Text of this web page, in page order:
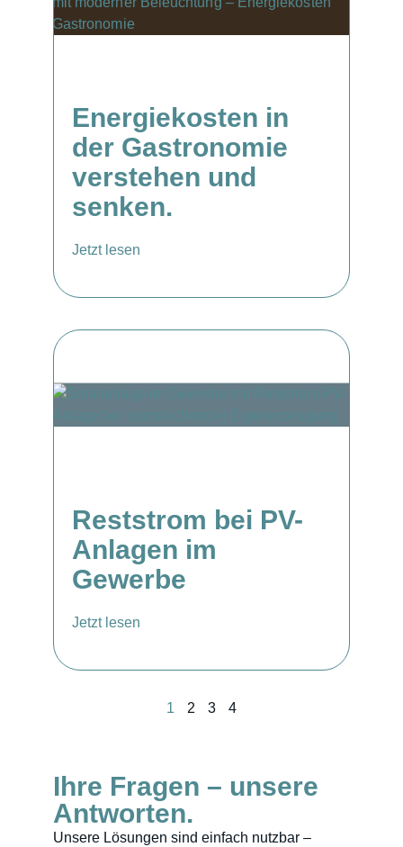
Energiekosten in
der Gastronomie
verstehen und
senken.
Jetzt lesen
Reststrom bei PV-
Anlagen im
Gewerbe
Jetzt lesen
1 2 3 4
Ihre Fragen – unsere
Antworten.
Unsere Lösungen sind einfach nutzbar –